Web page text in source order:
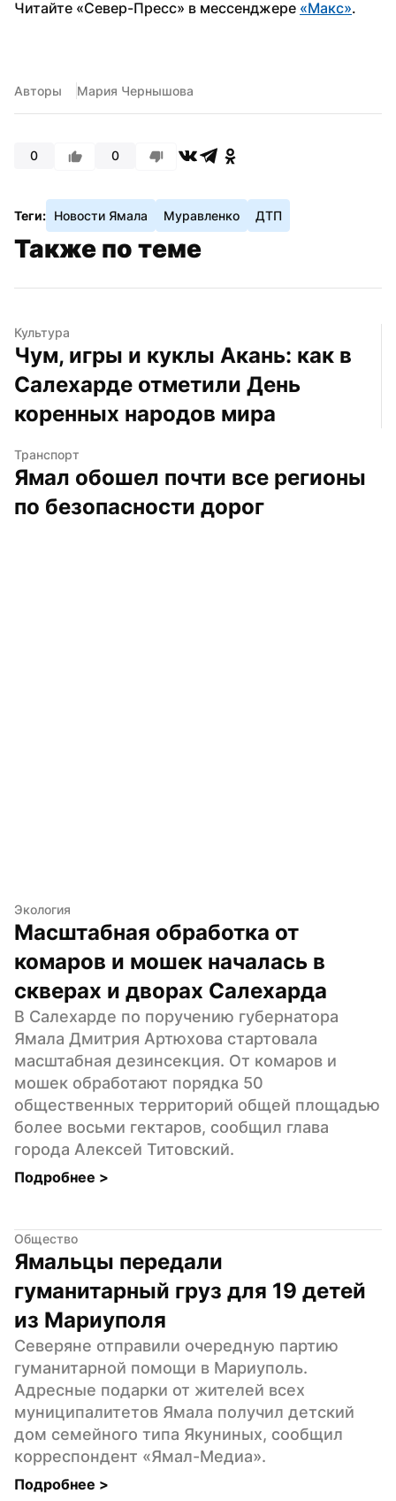
Читайте «Север-Пресс» в мессенджере «Макс».
Авторы Мария Чернышова
0 0
Теги: Новости Ямала Муравленко ДТП
Также по теме
Культура
Чум, игры и куклы Акань: как в
Салехарде отметили День
коренных народов мира
Транспорт
Ямал обошел почти все регионы
по безопасности дорог
Экология
Масштабная обработка от
комаров и мошек началась в
скверах и дворах Салехарда
В Салехарде по поручению губернатора
Ямала Дмитрия Артюхова стартовала
масштабная дезинсекция. От комаров и
мошек обработают порядка 50
общественных территорий общей площадью
более восьми гектаров, сообщил глава
города Алексей Титовский.
Подробнее >
Общество
Ямальцы передали
гуманитарный груз для 19 детей
из Мариуполя
Северяне отправили очередную партию
гуманитарной помощи в Мариуполь.
Адресные подарки от жителей всех
муниципалитетов Ямала получил детский
дом семейного типа Якуниных, сообщил
корреспондент «Ямал-Медиа».
Подробнее >